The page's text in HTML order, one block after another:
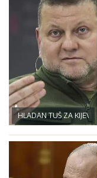
HLADAN TUŠ ZA KIJEV